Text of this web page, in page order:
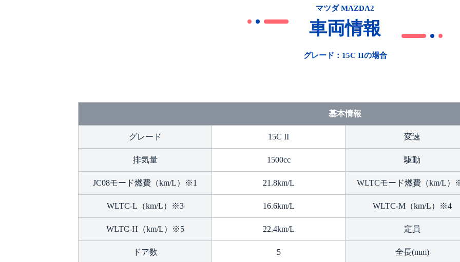
マツダ MAZDA2
車両情報
グレード：15C IIの場合
基本情報
グレード 15C II 変速
排気量 1500cc 駆動
JC08モード燃費（km/L）※1 21.8km/L WLTCモード燃費（km/L）
WLTC-L（km/L）※3 16.6km/L WLTC-M（km/L）※4
WLTC-H（km/L）※5 22.4km/L 定員
ドア数 5 全長(mm)